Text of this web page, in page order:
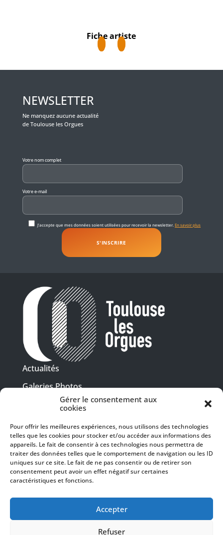
Gérer le consentement aux
cookies
Pour offrir les meilleures expériences, nous utilisons des technologies
telles que les cookies pour stocker et/ou accéder aux informations des
appareils. Le fait de consentir à ces technologies nous permettra de
traiter des données telles que le comportement de navigation ou les ID
uniques sur ce site. Le fait de ne pas consentir ou de retirer son
consentement peut avoir un effet négatif sur certaines
caractéristiques et fonctions.
Accepter
Refuser
Fiche artiste
NEWSLETTER
Ne manquez aucune actualité
de Toulouse les Orgues
Votre nom complet
Votre e-mail
J'accepte que mes données soient utilisées pour recevoir la newsletter.En savoir plus
Actualités
Galeries Photos
Vidéothèque
Presse
Billetterie
Recrutement
Mentions légales
Politique de confidentialité
SUIVEZ-NOUS